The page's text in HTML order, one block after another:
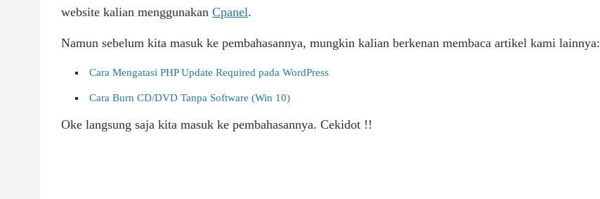
website kalian menggunakan Cpanel.
Namun sebelum kita masuk ke pembahasannya, mungkin kalian berkenan membaca artikel kami lainnya:
Cara Mengatasi PHP Update Required pada WordPress
Cara Burn CD/DVD Tanpa Software (Win 10)
Oke langsung saja kita masuk ke pembahasannya. Cekidot !!